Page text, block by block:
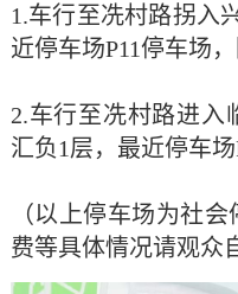
1.车行至冼村路拐入
近停车场P11停车场
2.车行至冼村路进入
汇负1层，最近停车场
（以上停车场为社
费等具体情况请观众